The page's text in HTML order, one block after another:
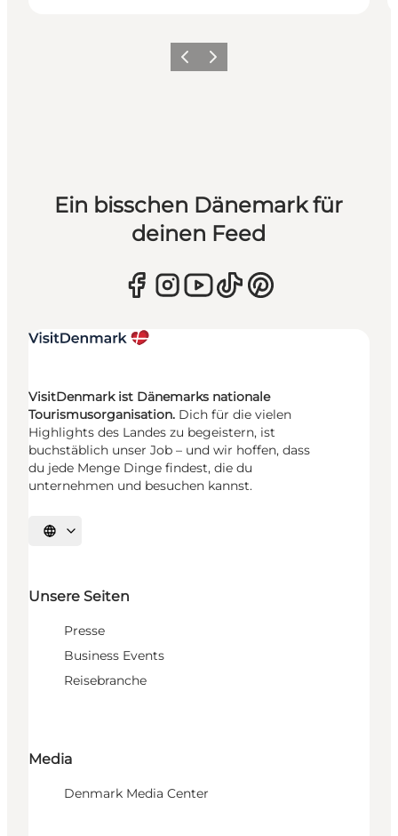
ZurückWeiter
Ein bisschen Dänemark für
deinen Feed
VisitDenmark ist Dänemarks nationale
Tourismusorganisation. Dich für die vielen
Highlights des Landes zu begeistern, ist
buchstäblich unser Job – und wir hoffen, dass
du jede Menge Dinge findest, die du
unternehmen und besuchen kannst.
Sprache auswählen
Unsere Seiten
Presse
Business Events
Reisebranche
Media
Denmark Media Center